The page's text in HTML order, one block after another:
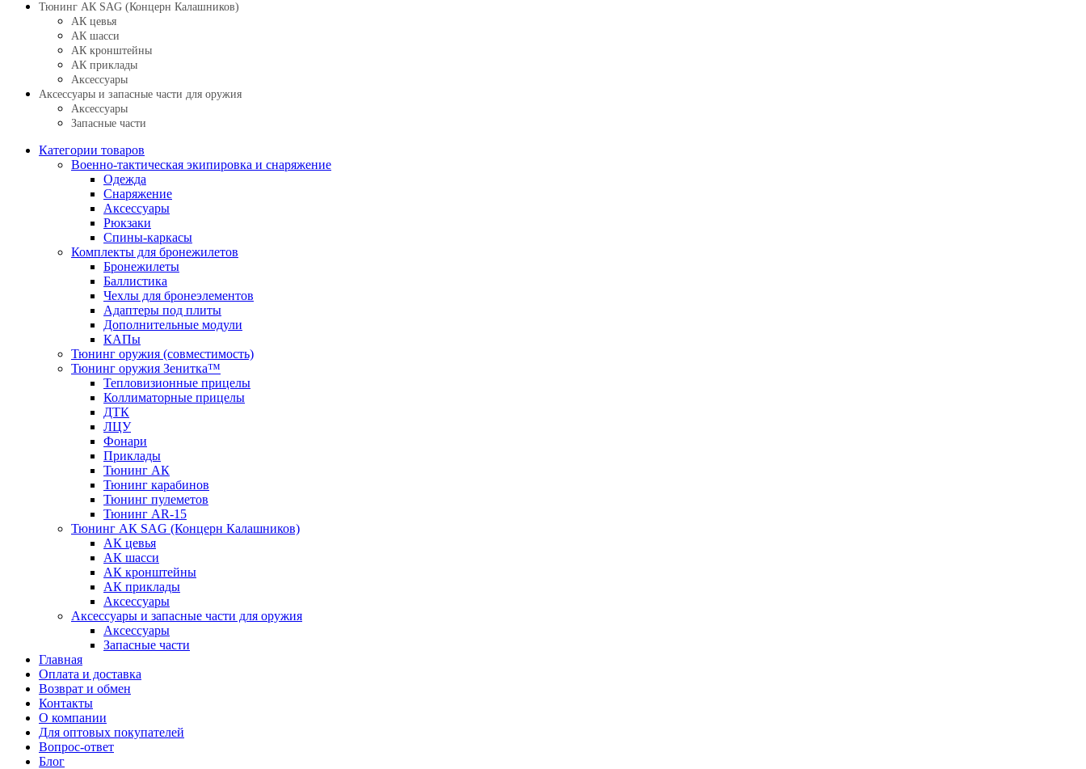
Тюнинг АК SAG (Концерн Калашников)
АК цевья
АК шасси
АК кронштейны
АК приклады
Аксессуары
Аксессуары и запасные части для оружия
Аксессуары
Запасные части
Категории товаров
Военно-тактическая экипировка и снаряжение
Одежда
Снаряжение
Аксессуары
Рюкзаки
Спины-каркасы
Комплекты для бронежилетов
Бронежилеты
Баллистика
Чехлы для бронеэлементов
Адаптеры под плиты
Дополнительные модули
КАПы
Тюнинг оружия (совместимость)
Тюнинг оружия Зенитка™
Тепловизионные прицелы
Коллиматорные прицелы
ДТК
ЛЦУ
Фонари
Приклады
Тюнинг АК
Тюнинг карабинов
Тюнинг пулеметов
Тюнинг AR-15
Тюнинг АК SAG (Концерн Калашников)
АК цевья
АК шасси
АК кронштейны
АК приклады
Аксессуары
Аксессуары и запасные части для оружия
Аксессуары
Запасные части
Главная
Оплата и доставка
Возврат и обмен
Контакты
О компании
Для оптовых покупателей
Вопрос-ответ
Блог